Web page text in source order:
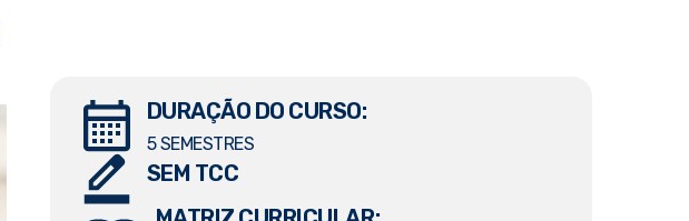
DURAÇÃO DO CURSO:
5 SEMESTRES
SEM TCC